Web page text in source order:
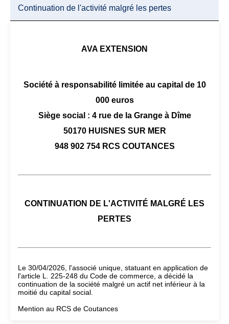
Continuation de l'activité malgré les pertes
AVA EXTENSION
Société à responsabilité limitée au capital de 10
000 euros
Siège social : 4 rue de la Grange à Dîme
50170 HUISNES SUR MER
948 902 754 RCS COUTANCES
CONTINUATION DE L'ACTIVITÉ MALGRÉ LES
PERTES
Le 30/04/2026, l'associé unique, statuant en application de
l'article L. 225-248 du Code de commerce, a décidé la
continuation de la société malgré un actif net inférieur à la
moitié du capital social.
Mention au RCS de Coutances